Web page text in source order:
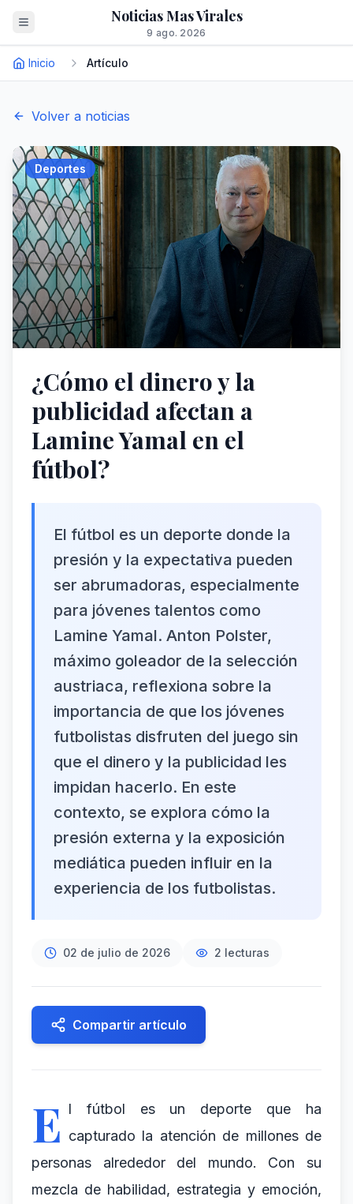
Noticias Mas Virales
9 ago. 2026
Inicio Artículo
Volver a noticias
Deportes
¿Cómo el dinero y la
publicidad afectan a
Lamine Yamal en el
fútbol?
El fútbol es un deporte donde la
presión y la expectativa pueden
ser abrumadoras, especialmente
para jóvenes talentos como
Lamine Yamal. Anton Polster,
máximo goleador de la selección
austriaca, reflexiona sobre la
importancia de que los jóvenes
futbolistas disfruten del juego sin
que el dinero y la publicidad les
impidan hacerlo. En este
contexto, se explora cómo la
presión externa y la exposición
mediática pueden influir en la
experiencia de los futbolistas.
02 de julio de 2026 2 lecturas
Compartir artículo
E l fútbol es un deporte que ha
capturado la atención de millones de
personas alrededor del mundo. Con su
mezcla de habilidad, estrategia y emoción,